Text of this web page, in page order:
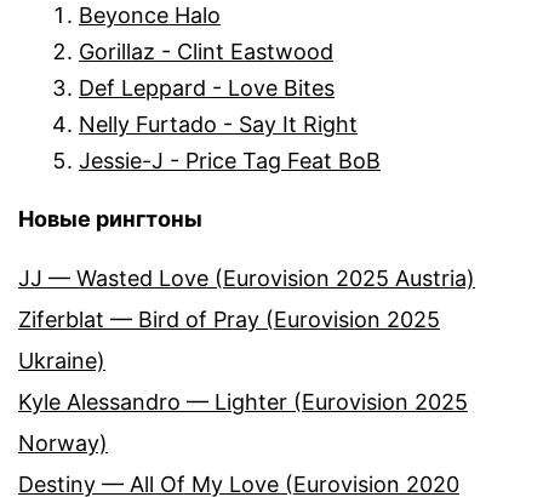
Beyonce Halo
Gorillaz - Clint Eastwood
Def Leppard - Love Bites
Nelly Furtado - Say It Right
Jessie-J - Price Tag Feat BoB
Новые рингтоны
JJ — Wasted Love (Eurovision 2025 Austria)
Ziferblat — Bird of Pray (Eurovision 2025
Ukraine)
Kyle Alessandro — Lighter (Eurovision 2025
Norway)
Destiny — All Of My Love (Eurovision 2020